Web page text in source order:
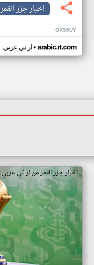
اخبار جزر القمر
OX58UY
ار تي عربي• arabic.rt.com
اخبار جزر القمر من ار تي عربي